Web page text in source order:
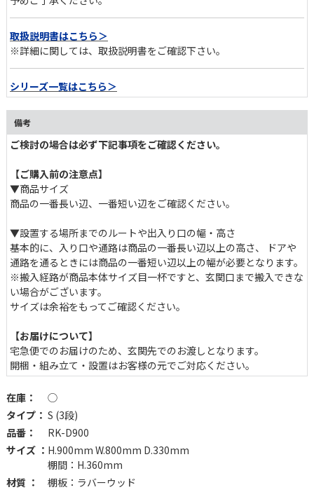
厚感のある佇まいに。側面に配されたクロスデザインのスチールパ
ーツ、フレームの接合部に施されたリベットデザインのボルトが、
インダストリアルな個性をプラスします。
取扱説明書はこちら＞
※詳細に関しては、取扱説明書をご確認下さい。
シリーズ一覧はこちら＞
備考
ご検討の場合は必ず下記事項をご確認ください。
【ご購入前の注意点】
▼商品サイズ
商品の一番長い辺、一番短い辺をご確認ください。
▼設置する場所までのルートや出入り口の幅・高さ
基本的に、入り口や通路は商品の一番長い辺以上の高さ、 ドア
通路を通るときには商品の一番短い辺以上の幅が必要となります。
※搬入経路が商品本体サイズ目一杯ですと、玄関口まで搬入できな
い場合がございます。
サイズは余裕をもってご確認ください。
【お届けについて】
宅急便でのお届けのため、玄関先でのお渡しとなります。
開梱・組み立て・設置はお客様の元でご対応ください。
在庫：
◯
タイプ： S (3段)
品番：
RK-D900
サイズ ： H.900mm W.800mm D.330mm
棚間：H.360mm
材質 ：
棚板：ラバーウッド